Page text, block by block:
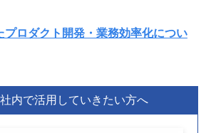
ロダクト開発・業務効率化につい
内で活用していきたい方へ